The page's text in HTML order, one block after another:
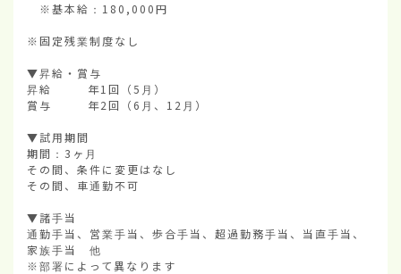
※基本給：180,000円
※固定残業制度なし
▼昇給・賞与
昇給        年1回（5月）
賞与        年2回（6月、12月）
▼試用期間
期間：3ヶ月
その間、条件に変更はなし
その間、車通勤不可
▼諸手当
通勤手当、営業手当、歩合手当、超過勤務手当、当直手当、
家族手当　他
※部署によって異なります